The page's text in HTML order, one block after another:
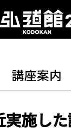
講座案内
実施し